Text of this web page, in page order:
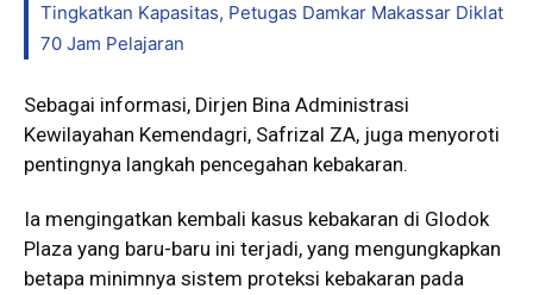
Tingkatkan Kapasitas, Petugas Damkar Makassar Diklat
70 Jam Pelajaran
Sebagai informasi, Dirjen Bina Administrasi
Kewilayahan Kemendagri, Safrizal ZA, juga menyoroti
pentingnya langkah pencegahan kebakaran.
Ia mengingatkan kembali kasus kebakaran di Glodok
Plaza yang baru-baru ini terjadi, yang mengungkapkan
betapa minimnya sistem proteksi kebakaran pada